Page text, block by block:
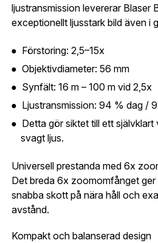
ljustransmission levererar Blaser
exceptionellt ljusstark bild även i
Förstoring: 2,5–15x
Objektivdiameter: 56 mm
Synfält: 16 m – 100 m vid 2,5x
Ljustransmission: 94 % dag /
Detta gör siktet till ett
svagt ljus.
Universell prestanda med 6x
Det breda 6x zoomomfånget
snabba skott på nära håll och
avstånd.
Kompakt och balanserad design
Logga in
Logga in för att handla med
fakturabetalning och tillgång till
När du är inloggad hanteras
automatiskt enligt dina
E-postadress:*
Lösenord:*
Glömt lösenord?
Org. nummer
Leverans & fakturaadress
Gatuadress:*
Postnummer:*
Fyll i din e-post adress nedan
sortiment.
Blaser B2 2,5-15×56 iC
E-post adress